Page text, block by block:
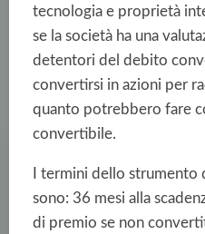
tecnologia e proprietà
se la società ha una
detentori del debito
convertirsi in azioni per
quanto potrebbero fare
convertibile.
I termini dello
sono: 36 mesi alla
di premio se non